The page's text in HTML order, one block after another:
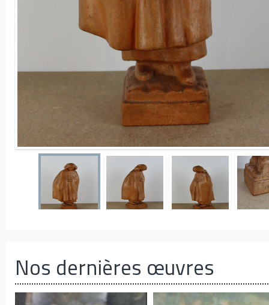
Nos dernières œuvres